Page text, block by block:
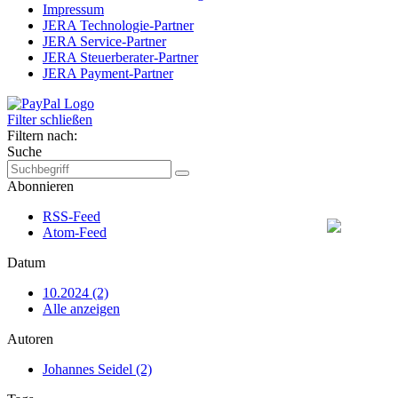
Impressum
JERA Technologie-Partner
JERA Service-Partner
JERA Steuerberater-Partner
JERA Payment-Partner
Filter schließen
Filtern nach:
Suche
Abonnieren
RSS-Feed
Atom-Feed
Datum
10.2024 (2)
Alle anzeigen
Autoren
Johannes Seidel (2)